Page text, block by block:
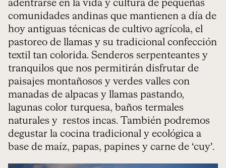
adentrarse en la vida y cultura de pequeñas
comunidades andinas que mantienen a día de
hoy antiguas técnicas de cultivo agrícola, el
pastoreo de llamas y su tradicional confección
textil tan colorida. Senderos serpenteantes y
tranquilos que nos permitirán disfrutar de
paisajes montañosos y verdes valles con
manadas de alpacas y llamas pastando,
lagunas color turquesa, baños termales
naturales y restos incas. También podremos
degustar la cocina tradicional y ecológica a
base de maíz, papas, papines y carne de ‘cuy’.